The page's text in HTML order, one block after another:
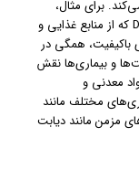
برای مثال،
ویتامین C موجود در میوه‌ها و سبزیجات، ویتامین D که از منابع غذایی و
باکیفیت، همگی در
و بیماری‌ها نقش
معدنی و
مختلف مانند
مزمن مانند دیابت